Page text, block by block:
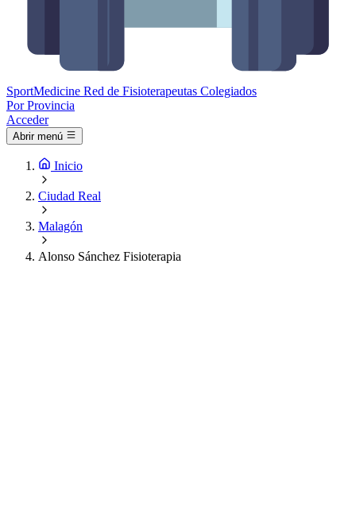
SportMedicine Red de Fisioterapeutas Colegiados
Por Provincia
Acceder
Abrir menú
Inicio
Ciudad Real
Malagón
Alonso Sánchez Fisioterapia